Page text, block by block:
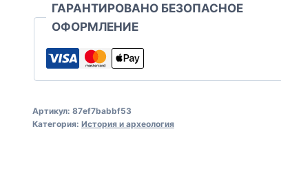
ГАРАНТИРОВАНО БЕЗОПАСНОЕ
ОФОРМЛЕНИЕ
Артикул: 87ef7babbf53
Категория: История и археология